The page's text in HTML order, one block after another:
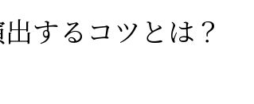
するコツとは？